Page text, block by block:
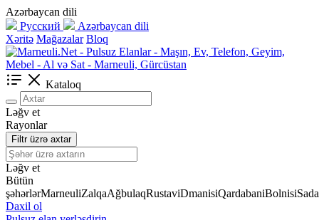
Azərbaycan dili
Русский
Azərbaycan dili
Xəritə Mağazalar Bloq
Kataloq
Ləğv et
Rayonlar
Filtr üzrə axtar
Ləğv et
Bütün
şəhərlərMarneuliZalqaAğbulaqRustaviDmanisiQardabaniBolnisi
Daxil ol